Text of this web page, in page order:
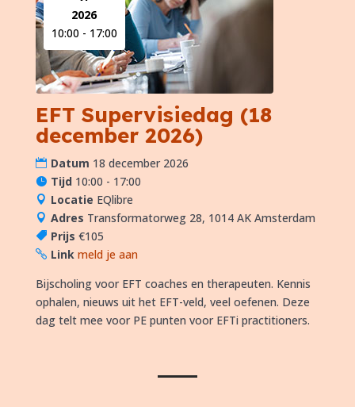
2026
10:00 - 17:00
EFT Supervisiedag (18
december 2026)
Datum 18 december 2026
Tijd 10:00 - 17:00
Locatie EQlibre
Adres Transformatorweg 28, 1014 AK Amsterdam
Prijs €105
Link meld je aan
Bijscholing voor EFT coaches en therapeuten. Kennis
ophalen, nieuws uit het EFT-veld, veel oefenen. Deze
dag telt mee voor PE punten voor EFTi practitioners.